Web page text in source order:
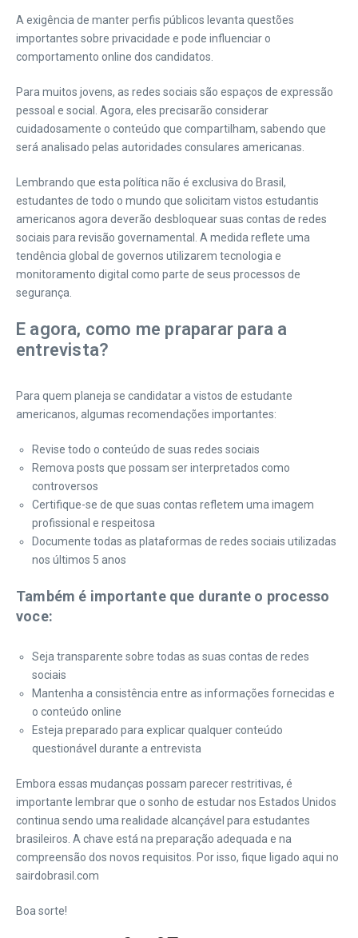
A exigência de manter perfis públicos levanta questões
importantes sobre privacidade e pode influenciar o
comportamento online dos candidatos.
Para muitos jovens, as redes sociais são espaços de expressão
pessoal e social. Agora, eles precisarão considerar
cuidadosamente o conteúdo que compartilham, sabendo que
será analisado pelas autoridades consulares americanas.
Lembrando que esta política não é exclusiva do Brasil,
estudantes de todo o mundo que solicitam vistos estudantis
americanos agora deverão desbloquear suas contas de redes
sociais para revisão governamental. A medida reflete uma
tendência global de governos utilizarem tecnologia e
monitoramento digital como parte de seus processos de
segurança.
E agora, como me praparar para a
entrevista?
Para quem planeja se candidatar a vistos de estudante
americanos, algumas recomendações importantes:
Revise todo o conteúdo de suas redes sociais
Remova posts que possam ser interpretados como
controversos
Certifique-se de que suas contas refletem uma imagem
profissional e respeitosa
Documente todas as plataformas de redes sociais utilizadas
nos últimos 5 anos
Também é importante que durante o processo
voce:
Seja transparente sobre todas as suas contas de redes
sociais
Mantenha a consistência entre as informações fornecidas e
o conteúdo online
Esteja preparado para explicar qualquer conteúdo
questionável durante a entrevista
Embora essas mudanças possam parecer restritivas, é
importante lembrar que o sonho de estudar nos Estados Unidos
continua sendo uma realidade alcançável para estudantes
brasileiros. A chave está na preparação adequada e na
compreensão dos novos requisitos. Por isso, fique ligado aqui no
sairdobrasil.com
Boa sorte!